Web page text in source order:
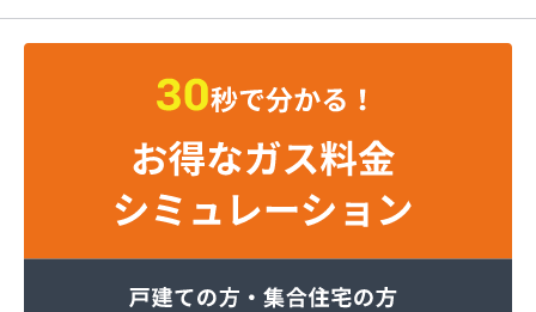
愛和
井上商店
株式会社Misumi
株式会社アイティーエス